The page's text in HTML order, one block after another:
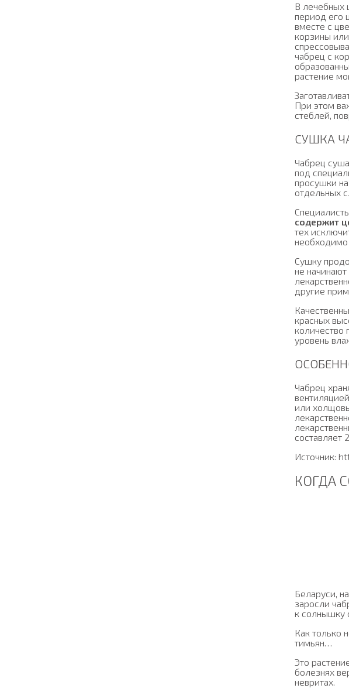
В лечебных
период его
вместе с
корзины
чабрец с
растение
При этом
стеблей,
СУШКА
Чабрец
под
просушки
отдельных
содержит
тех
необходимо
Сушку
не
другие
красных
количество
уровень
Чабрец
или
составляет
Источник:
КОГДА
Беларуси,
заросли
к солнышку
Как только
тимьян…
Это
болезнях
невритах.